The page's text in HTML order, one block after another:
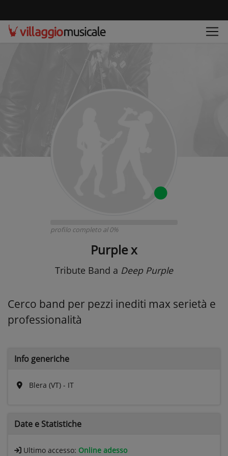
profilo completo al 0%
Purple x
Tribute Band a Deep Purple
Cerco band per pezzi inediti max serietà e
professionalità
Info generiche
Blera (VT) - IT
Date e Statistiche
Ultimo accesso: Online adesso